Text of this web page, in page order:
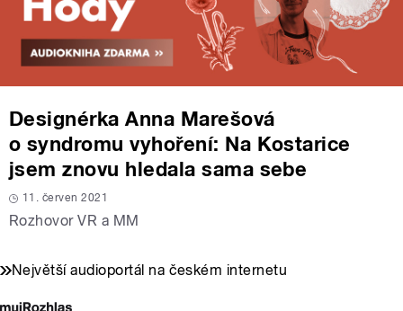
Designérka Anna Marešová
o syndromu vyhoření: Na Kostarice
jsem znovu hledala sama sebe
11. červen 2021
Rozhovor VR a MM
Největší audioportál na českém internetu